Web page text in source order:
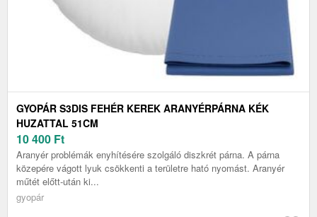
GYOPÁR S3DIS FEHÉR KEREK ARANYÉRPÁRNA KÉK
HUZATTAL 51CM
10 400 Ft
Aranyér problémák enyhítésére szolgáló diszkrét párna. A párna
közepére vágott lyuk csökkenti a területre ható nyomást. Aranyér
műtét előtt-után ki...
gyopár